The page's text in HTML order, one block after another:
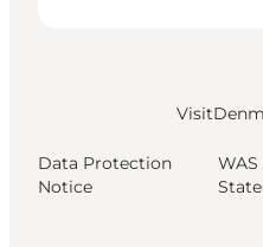
Data Protection
Notice